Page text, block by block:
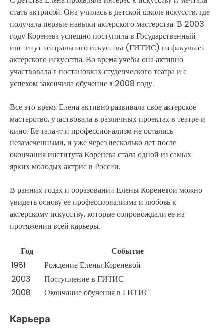
стать актрисой. Она училась в детской школе искусств, где
получала первые навыки актерского мастерства. В 2003
году Коренева успешно поступила в Государственный
институт театрального искусства (ГИТИС) на факультет
актерского искусства. Во время учебы она активно
участвовала в постановках студенческого театра и с
успехом закончила обучение в 2008 году.
Все это время Елена активно развивала свое актерское
мастерство, участвовала в различных проектах в театре и
кино. Ее талант и профессионализм не остались
незамеченными, и уже через несколько лет после
окончания института Коренева стала одной из самых
ярких молодых актрис в России.
В ранних годах и образовании Елены Кореневой можно
увидеть основу ее профессионализма и любовь к
актерскому искусству, которые сопровождали ее на
протяжении всей карьеры.
Год
Событие
1981
Рождение Елены Кореневой
2003
Поступление в ГИТИС
2008
Окончание обучения в ГИТИС
Карьера